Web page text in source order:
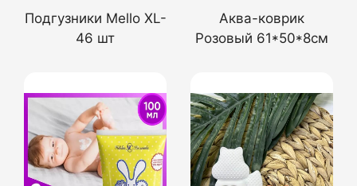
Подгузники Mello XL-
46 шт
Аква-коврик
Розовый 61*50*8см